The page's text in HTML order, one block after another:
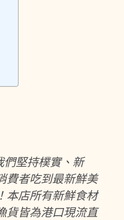
們堅持樸實、新
費者吃到最新鮮美
本店所有新鮮食材
貨皆為港口現流直